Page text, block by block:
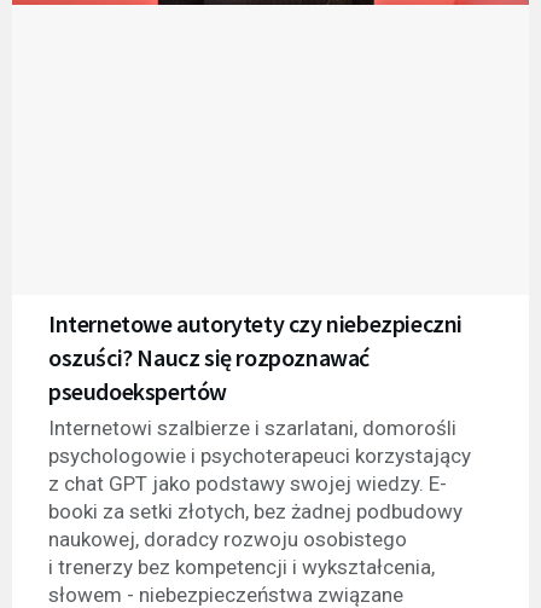
Internetowe autorytety czy niebezpieczni
oszuści? Naucz się rozpoznawać
pseudoekspertów
Internetowi szalbierze i szarlatani, domorośli
psychologowie i psychoterapeuci korzystający
z chat GPT jako podstawy swojej wiedzy. E-
booki za setki złotych, bez żadnej podbudowy
naukowej, doradcy rozwoju osobistego
i trenerzy bez kompetencji i wykształcenia,
słowem - niebezpieczeństwa związane